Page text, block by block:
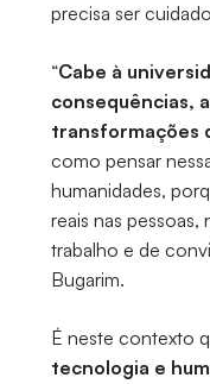
precisa ser
“Cabe à
consequências,
transformações
como pensar
humanidades,
reais nas pessoas,
trabalho e de
Bugarim.
É neste contexto
tecnologia e